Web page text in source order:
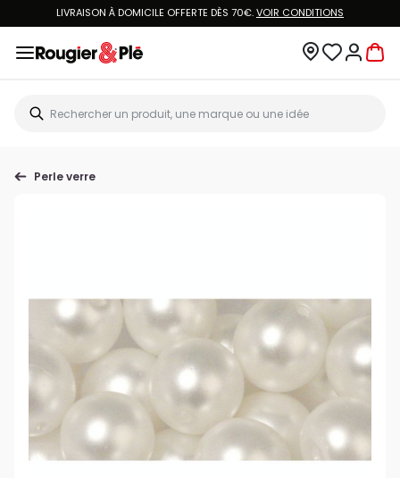
LIVRAISON À DOMICILE OFFERTE DÈS 70€.VOIR CONDITIONS
Perle verre